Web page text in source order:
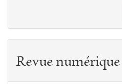
Revue numérique